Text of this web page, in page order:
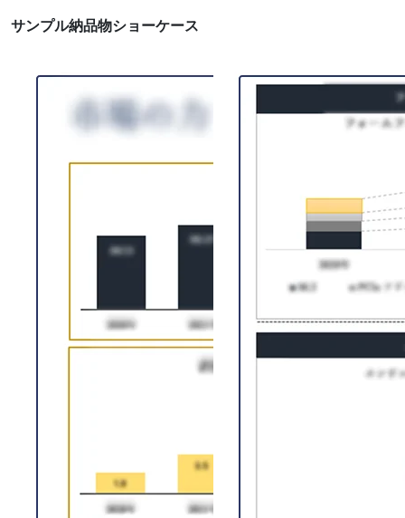
サンプル納品物ショーケース